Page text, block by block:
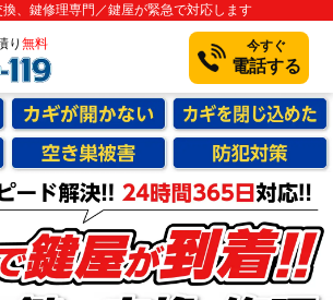
、鍵修理専門／鍵屋が緊急で対応します
り 無料 今すぐ
電話する